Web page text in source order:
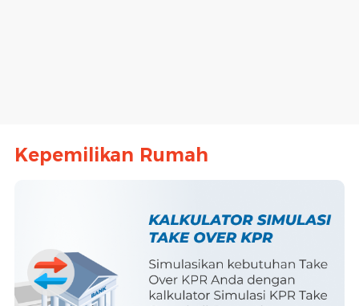
Kepemilikan Rumah